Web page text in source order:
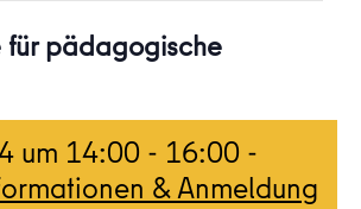
pädagogische
um 14:00- 16:00 -
& Anmeldung